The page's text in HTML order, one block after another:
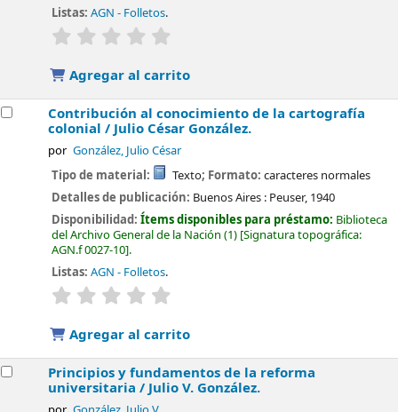
Listas: AGN - Folletos.
valoración
Agregar al carrito
Contribución al conocimiento de la cartografía
colonial / Julio César González.
por González, Julio César
Tipo de material: Texto; Formato: caracteres normales
Detalles de publicación: Buenos Aires : Peuser, 1940
Disponibilidad:Ítems disponibles para préstamo: Biblioteca
del Archivo General de la Nación (1) Signatura topográfica:
AGN.f 0027-10 .
Listas: AGN - Folletos.
valoración
Agregar al carrito
Principios y fundamentos de la reforma
universitaria / Julio V. González.